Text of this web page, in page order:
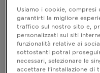
Ultimo
Come mai spesso
aver lavato i capelli?
soluzioni al prurito al
Usiamo i cookie,
garantirti la migliore
traffico sul nostro sito e,
personalizzati sui siti
funzionalità relative ai
sottostanti potrai
necessari, selezionare le
accettare l’installazione di